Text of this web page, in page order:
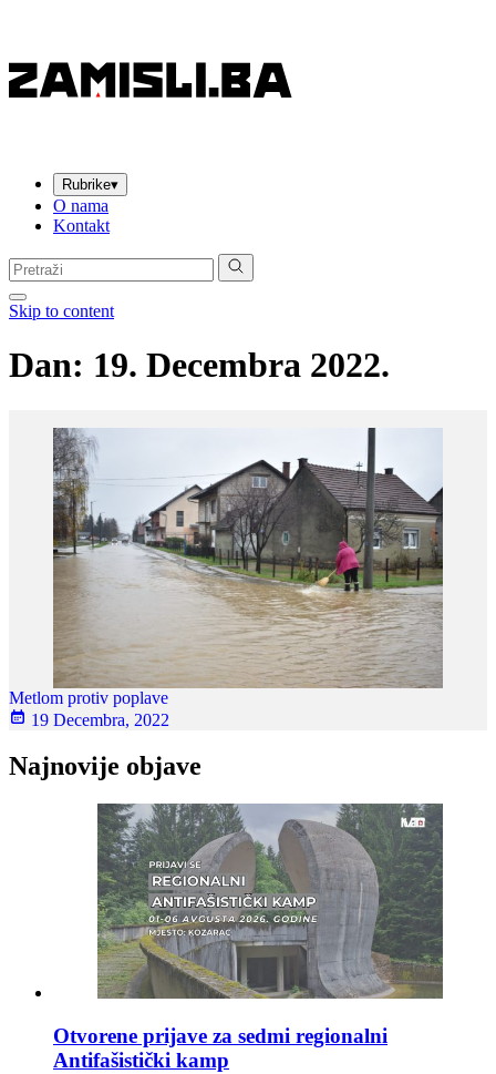
Rubrike▾
O nama
Kontakt
Pretraga:
Skip to content
Dan: 19. Decembra 2022.
Metlom protiv poplave
19 Decembra, 2022
Najnovije objave
Otvorene prijave za sedmi regionalni
Antifašistički kamp